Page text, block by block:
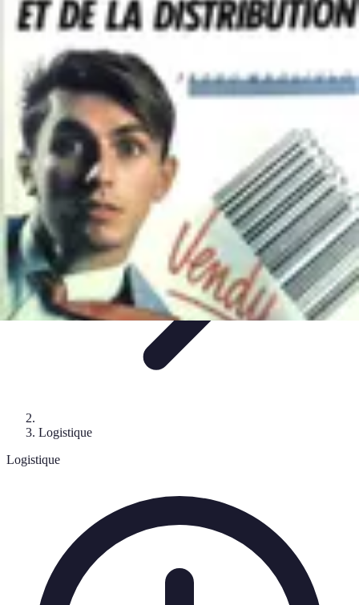
Sport Distribution
Stratégies de distributionLogistique et Chaîne
Réseau
Sport Distribution
Logistique
Logistique